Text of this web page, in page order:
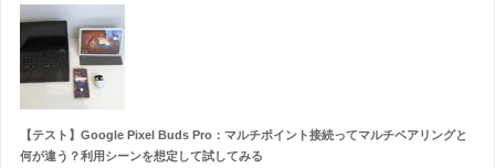
【テスト】Google Pixel Buds Pro：マルチポイント接続ってマルチペアリングと
何が違う？利用シーンを想定して試してみる